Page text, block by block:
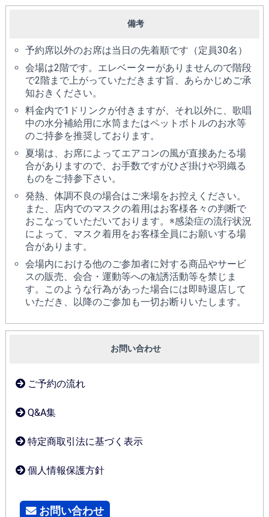
備考
予約席以外のお席は当日の先着順です（定員30名）
会場は2階です。エレベーターがありませんので階段
で2階まで上がっていただきます旨、あらかじめご承
知おきください。
料金内で1ドリンクが付きますが、それ以外に、歌唱
中の水分補給用に水筒またはペットボトルのお水等
のご持参を推奨しております。
夏場は、お席によってエアコンの風が直接あたる場
合がありますので、お手数ですがひざ掛けや羽織る
ものをご持参下さい。
発熱、体調不良の場合はご来場をお控えください。
また、店内でのマスクの着用はお客様各々の判断で
おこなっていただいております。※感染症の流行状況
によって、マスク着用をお客様全員にお願いする場
合があります。
会場内における他のご参加者に対する商品やサービ
スの販売、会合・運動等への勧誘活動等を禁じま
す。このような行為があった場合には即時退店して
いただき、以降のご参加も一切お断りいたします。
お問い合わせ
ご予約の流れ
Q&A集
特定商取引法に基づく表示
個人情報保護方針
お問い合わせ